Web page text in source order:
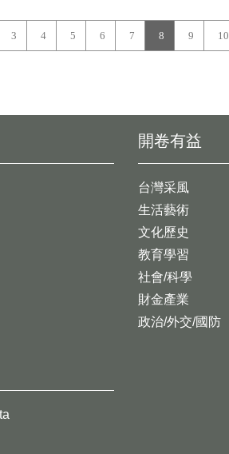
3 4 5 6 7 8 9 10
開卷有益
台灣采風
生活藝術
文化歷史
教育學習
社會/科學
財金產業
政治/外交/國防